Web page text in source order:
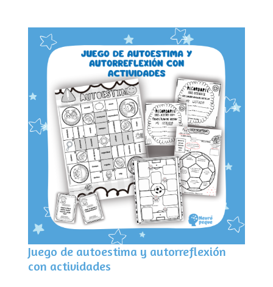
Juego de autoestima y autorreflexión
con actividades